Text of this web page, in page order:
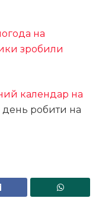
на
зробили
календар на
день робити на